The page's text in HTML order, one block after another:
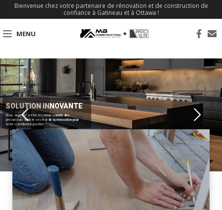
Bienvenue chez votre partenaire de rénovation et de construction de
confiance à Gatineau et à Ottawa !
MENU
SOLUTION INNOVANTE
Nous aspirons à être reconnus comme des
précurseurs dans le secteur de la rénovation pour
notre contribution positive